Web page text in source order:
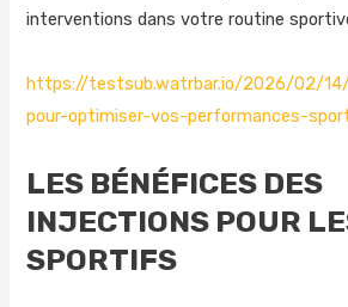
interventions dans votre routine
https://testsub.watrbar.io/2026/02/
pour-optimiser-vos-performances-
LES BÉNÉFICES DES
INJECTIONS POUR
SPORTIFS